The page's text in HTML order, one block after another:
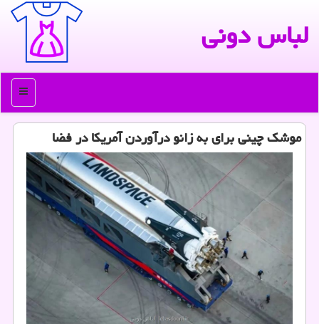
لباس دونی
منو
موشک چینی برای به زانو درآوردن آمریکا در فضا